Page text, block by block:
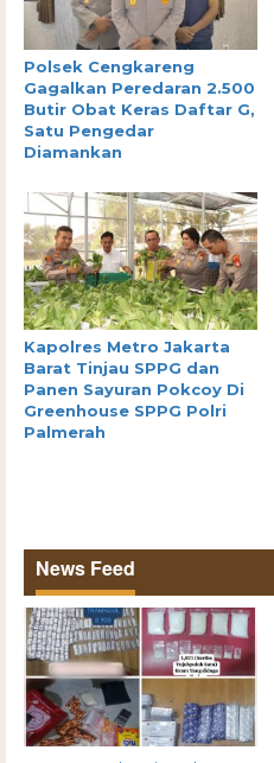
Polsek Cengkareng
Gagalkan Peredaran 2.500
Butir Obat Keras Daftar G,
Satu Pengedar
Diamankan
Kapolres Metro Jakarta
Barat Tinjau SPPG dan
Panen Sayuran Pokcoy Di
Greenhouse SPPG Polri
Palmerah
News Feed